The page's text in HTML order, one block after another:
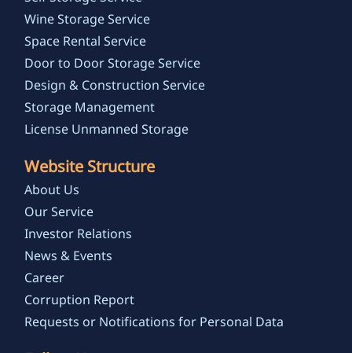
Wine Storage Service
Space Rental Service
Door to Door Storage Service
Design & Construction Service
Storage Management
License Unmanned Storage
Website Structure
About Us
Our Service
Investor Relations
News & Events
Career
Corruption Report
Requests or Notifications for Personal Data